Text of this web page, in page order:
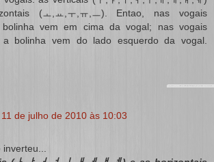
(ㅗ,ㅛ,ㅜ,ㅠ,ㅡ). Entao, nas vogais
vem em cima da vogal; nas vogais
a bolinha vem do lado esquerdo da vogal.
11 de julho de 2010 às 10:03